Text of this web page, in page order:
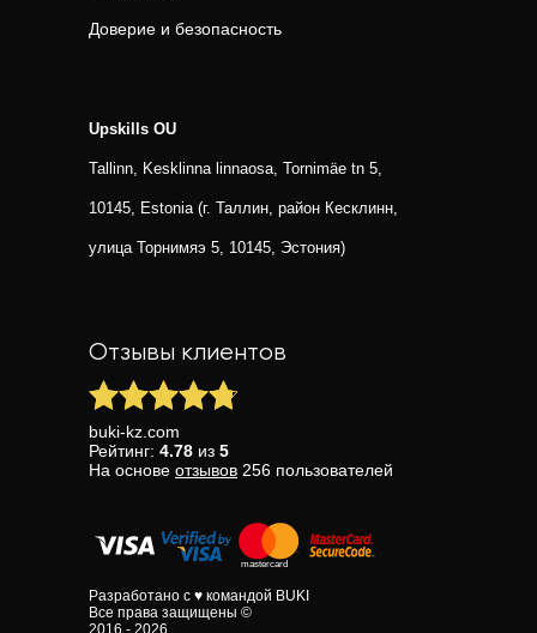
Доверие и безопасность
Upskills OU
Tallinn, Kesklinna linnaosa, Tornimäe tn 5,
10145, Estonia (г. Таллин, район Кесклинн,
улица Торнимяэ 5, 10145, Эстония)
Отзывы клиентов
buki-kz.com
Рейтинг: 4.78 из 5
На основе отзывов 256 пользователей
Разработано с ♥ командой BUKI
Все права защищены ©
2016 - 2026